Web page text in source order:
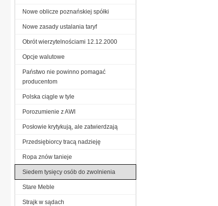
Nowe oblicze poznańskiej spółki
Nowe zasady ustalania taryf
Obrót wierzytelnościami 12.12.2000
Opcje walutowe
Państwo nie powinno pomagać
producentom
Polska ciągle w tyle
Porozumienie z AWI
Posłowie krytykują, ale zatwierdzają
Przedsiębiorcy tracą nadzieję
Ropa znów tanieje
Siedem tysięcy osób do zwolnienia
Stare Meble
Strajk w sądach